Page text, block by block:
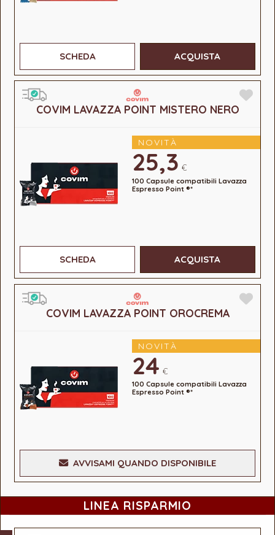
SCHEDA ACQUISTA
COVIM LAVAZZA POINT MISTERO NERO
NOVITÀ
25,3 €
100 Capsule compatibili Lavazza
Espresso Point ®*
SCHEDA ACQUISTA
COVIM LAVAZZA POINT OROCREMA
NOVITÀ
24 €
100 Capsule compatibili Lavazza
Espresso Point ®*
AVVISAMI QUANDO DISPONIBILE
LINEA RISPARMIO